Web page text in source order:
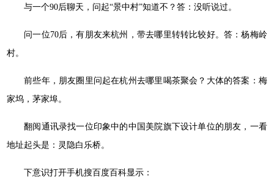
与一个90后聊天，问起“景中村”知道不？答：没听说过。
问一位70后，有朋友来杭州，带去哪里转转比较好。答：杨梅岭
村。
前些年，朋友圈里问起在杭州去哪里喝茶聚会？大体的答案：梅
家坞，茅家埠。
翻阅通讯录找一位印象中的中国美院旗下设计单位的朋友，一看
地址起头是：灵隐白乐桥。
下意识打开手机搜百度百科显示：